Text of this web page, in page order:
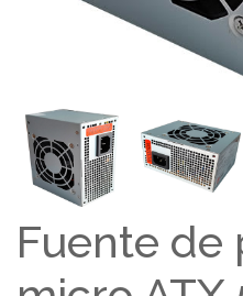
Fuente de